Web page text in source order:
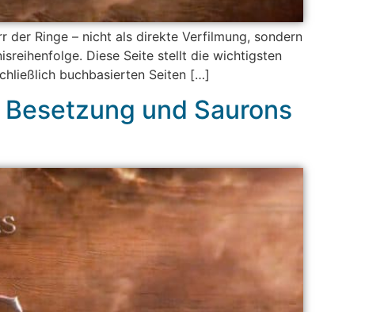
der Ringe – nicht als direkte Verfilmung, sondern
Diese Seite stellt die wichtigsten
buchbasierten Seiten […]
und Saurons